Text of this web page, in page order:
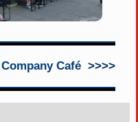
Café >>>>